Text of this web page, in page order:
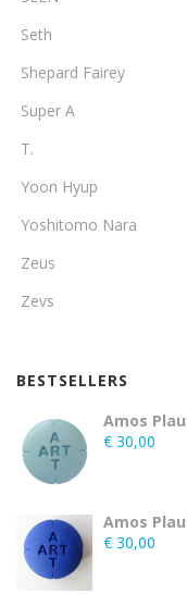
Seth
Shepard Fairey
Super A
T.
Yoon Hyup
Yoshitomo Nara
Zeus
Zevs
BESTSELLERS
Amos
€ 30,00
Amos
€ 30,00